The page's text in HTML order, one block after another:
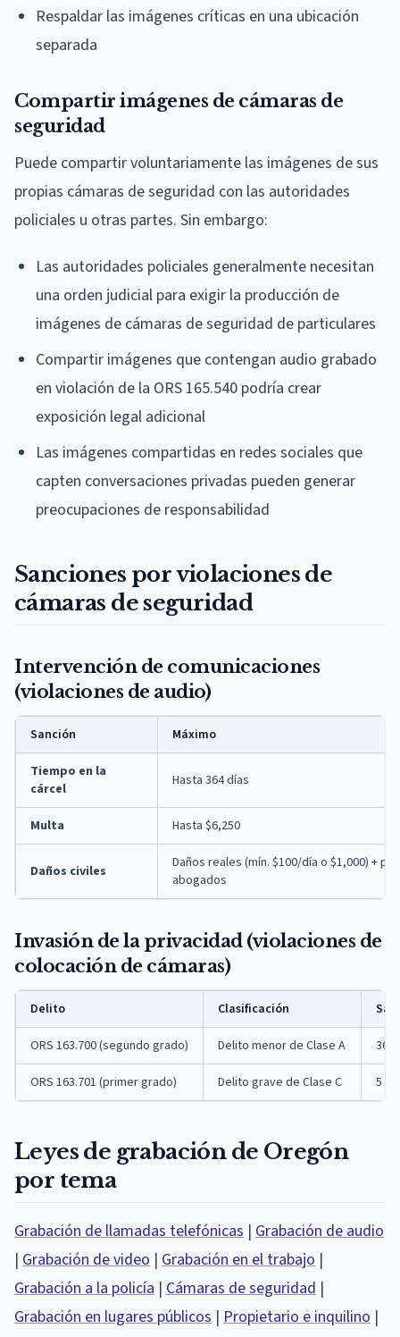
Respaldar las imágenes críticas en una ubicación
separada
Compartir imágenes de cámaras de
seguridad
Puede compartir voluntariamente las imágenes de sus
propias cámaras de seguridad con las autoridades
policiales u otras partes. Sin embargo:
Las autoridades policiales generalmente necesitan
una orden judicial para exigir la producción de
imágenes de cámaras de seguridad de particulares
Compartir imágenes que contengan audio grabado
en violación de la ORS 165.540 podría crear
exposición legal adicional
Las imágenes compartidas en redes sociales que
capten conversaciones privadas pueden generar
preocupaciones de responsabilidad
Sanciones por violaciones de
cámaras de seguridad
Intervención de comunicaciones
(violaciones de audio)
Sanción Máximo
Tiempo en la
cárcel
Hasta 364 días
Multa Hasta $6,250
Daños civiles
Daños reales (mín. $100/día o $1,000) +
abogados
Invasión de la privacidad (violaciones de
colocación de cámaras)
Delito Clasificación
ORS 163.700 (segundo grado) Delito menor de Clase A 364
ORS 163.701 (primer grado) Delito grave de Clase C 5
Leyes de grabación de Oregón
por tema
Grabación de llamadas telefónicas | Grabación de audio
| Grabación de video | Grabación en el trabajo |
Grabación a la policía | Cámaras de seguridad |
Grabación en lugares públicos | Propietario e inquilino |